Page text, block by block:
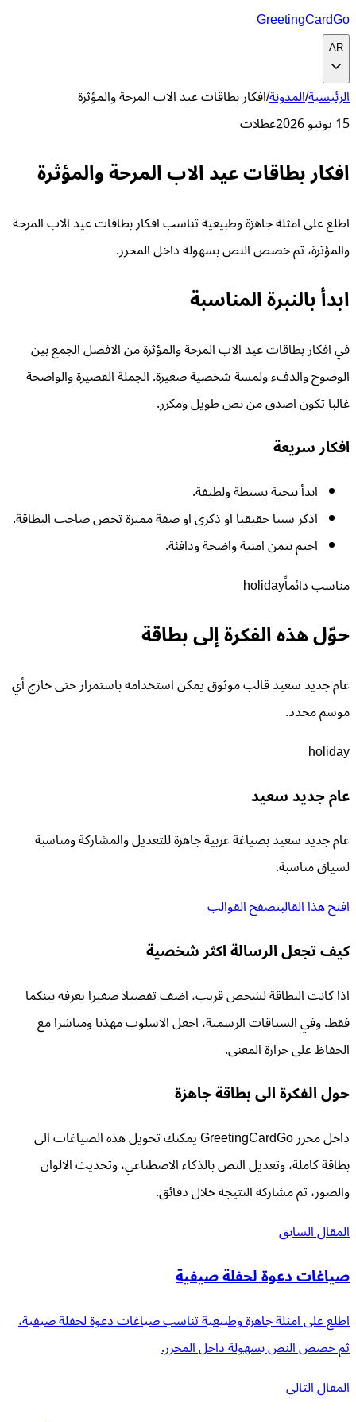
GreetingCardGo
AR
الرئيسية/المدونة/افكار بطاقات عيد الاب المرحة والمؤثرة
15 يونيو 2026
عطلات
افكار بطاقات عيد الاب المرحة والمؤثرة
اطلع على امثلة جاهزة وطبيعية تناسب افكار بطاقات عيد الاب المرحة
والمؤثرة، ثم خصص النص بسهولة داخل المحرر.
ابدأ بالنبرة المناسبة
في افكار بطاقات عيد الاب المرحة والمؤثرة من الافضل الجمع بين
الوضوح والدفء ولمسة شخصية صغيرة. الجملة القصيرة والواضحة
غالبا تكون اصدق من نص طويل ومكرر.
افكار سريعة
ابدأ بتحية بسيطة ولطيفة.
اذكر سببا حقيقيا او ذكرى او صفة مميزة تخص صاحب البطاقة.
اختم بتمن امنية واضحة ودافئة.
مناسب دائماًholiday
حوّل هذه الفكرة إلى بطاقة
عام جديد سعيد قالب موثوق يمكن استخدامه باستمرار حتى خارج أي
موسم محدد.
holiday
عام جديد سعيد
عام جديد سعيد بصياغة عربية جاهزة للتعديل والمشاركة ومناسبة
لسياق مناسبة.
افتح هذا القالبتصفح القوالب
كيف تجعل الرسالة اكثر شخصية
اذا كانت البطاقة لشخص قريب، اضف تفصيلا صغيرا يعرفه بينكما
فقط. وفي السياقات الرسمية، اجعل الاسلوب مهذبا ومباشرا مع
الحفاظ على حرارة المعنى.
حول الفكرة الى بطاقة جاهزة
داخل محرر GreetingCardGo يمكنك تحويل هذه الصياغات الى
بطاقة كاملة، وتعديل النص بالذكاء الاصطناعي، وتحديث الالوان
والصور، ثم مشاركة النتيجة خلال دقائق.
المقال السابق
صياغات دعوة لحفلة صيفية
اطلع على امثلة جاهزة وطبيعية تناسب صياغات دعوة لحفلة صيفية،
ثم خصص النص بسهولة داخل المحرر.
المقال التالي